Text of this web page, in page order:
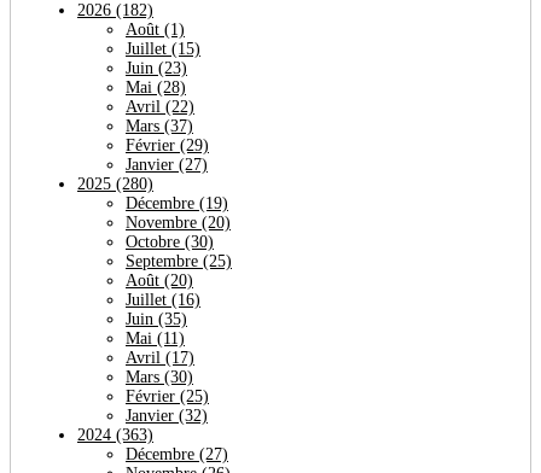
2026 (182)
Août (1)
Juillet (15)
Juin (23)
Mai (28)
Avril (22)
Mars (37)
Février (29)
Janvier (27)
2025 (280)
Décembre (19)
Novembre (20)
Octobre (30)
Septembre (25)
Août (20)
Juillet (16)
Juin (35)
Mai (11)
Avril (17)
Mars (30)
Février (25)
Janvier (32)
2024 (363)
Décembre (27)